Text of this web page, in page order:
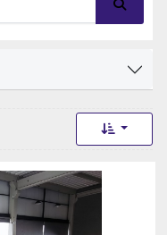
Toggle